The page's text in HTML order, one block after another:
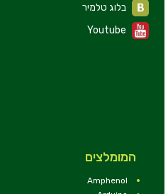
Youtube
המומלצים
Amphenol